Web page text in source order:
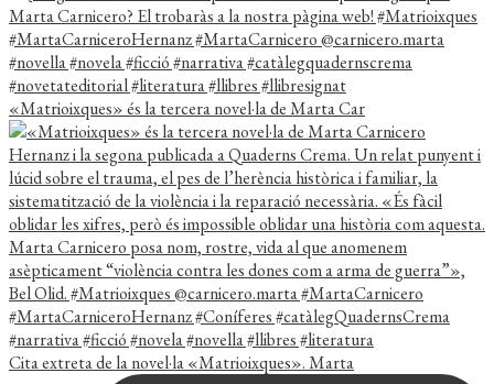
«Matrioixques» és la tercera novel·la de Marta Car
Cita extreta de la novel·la «Matrioixques». Marta